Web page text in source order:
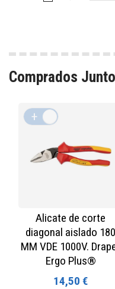
Comprados
Alicate de corte
diagonal aislado 180
MM VDE 1000V.
Ergo Plus®
14,50 €
+